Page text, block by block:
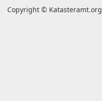
Copyright © Katasteramt.org